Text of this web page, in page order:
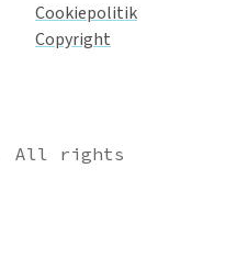
Cookiepolitik
Copyright
All rights